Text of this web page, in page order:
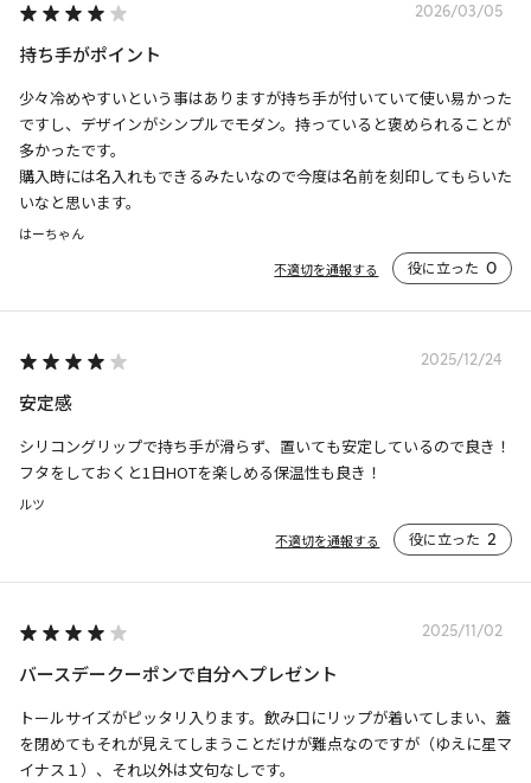
2026/03/05
持ち手がポイント
少々冷めやすいという事はありますが持ち手が付いていて使い易かった
ですし、デザインがシンプルでモダン。持っていると褒められることが
多かったです。
購入時には名入れもできるみたいなので今度は名前を刻印してもらいた
いなと思います。
はーちゃん
不適切を通報する
役に立った 0
2025/12/24
安定感
シリコングリップで持ち手が滑らず、置いても安定しているので良き！
フタをしておくと1日HOTを楽しめる保温性も良き！
ルツ
不適切を通報する
役に立った 2
2025/11/02
バースデークーポンで自分へプレゼント
トールサイズがピッタリ入ります。飲み口にリップが着いてしまい、蓋
を閉めてもそれが見えてしまうことだけが難点なのですが（ゆえに星マ
イナス１）、それ以外は文句なしです。